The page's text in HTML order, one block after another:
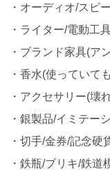
・オーディオ/スピ
・ライター/電動工
・ブランド家具(ア
・香水(使っていて
・アクセサリー(壊
・銀製品/イミテー
・切手/金券/記念硬
・鉄瓶/ブリキ/鉄道